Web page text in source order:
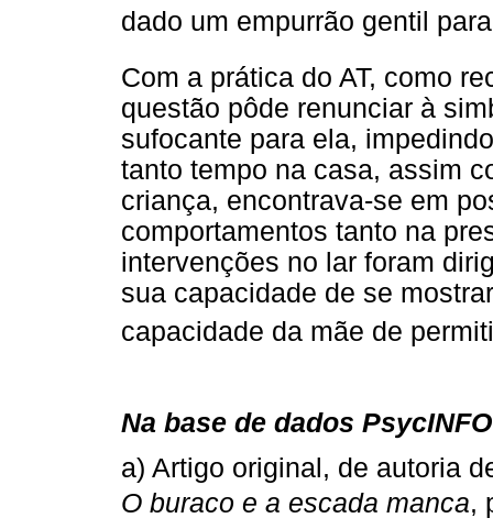
dado um empurrão gentil
Com a prática do AT, como
questão pôde renunciar à
sufocante para ela,
tanto tempo na casa, assim
criança, encontrava-se em
comportamentos tanto na
intervenções no lar foram
sua capacidade de se
capacidade da mãe de
Na base de dados
a) Artigo original, de autoria
O buraco e a escada manca,